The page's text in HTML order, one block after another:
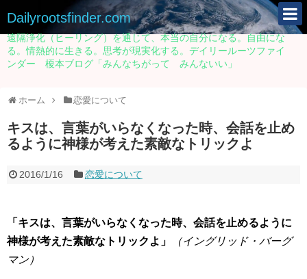
Dailyrootsfinder.com
遠隔浄化（ヒーリング）を通じて、本当の自分になる。自由にな
る。情熱的に生きる。思考が現実化する。デイリールーツファイ
ンダー 榎本ブログ「みんなちがって みんないい」
ホーム 恋愛について
キスは、言葉がいらなくなった時、会話を止め
るように神様が考えた素敵なトリックよ
2016/1/16 恋愛について
「キスは、言葉がいらなくなった時、会話を止めるように
神様が考えた素敵なトリックよ」
（イングリッド・バーグ
マン）